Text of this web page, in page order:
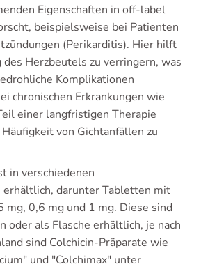
Eigenschaften in off-label
beispielsweise bei Patienten
(Perikarditis). Hier hilft
des Herzbeutels zu verringern, was
Komplikationen
chronischen Erkrankungen wie
einer langfristigen Therapie
von Gichtanfällen zu
in verschiedenen
erhältlich, darunter Tabletten mit
mg, 0,6 mg und 1 mg. Diese sind
oder als Flasche erhältlich, je nach
sind Colchicin-Präparate wie
und "Colchimax" unter